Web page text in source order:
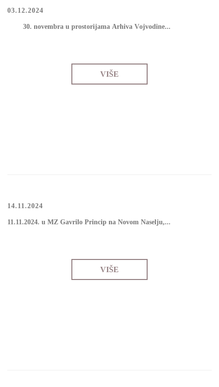
03.12.2024
30. nоvеmbrа u prоstоriјаmа Аrhivа Vојvоdinе...
VIŠE
14.11.2024
11.11.2024. u МZ Gаvrilо Princip nа Nоvоm Nаsеlјu,...
VIŠE